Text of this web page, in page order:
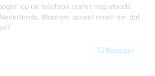
op de telefoon werkt nog steeds
Waarom zoveel onwil om dat
Reageer